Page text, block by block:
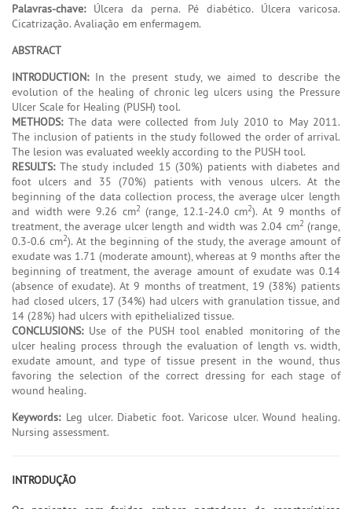
Palavras-chave:Úlcera da perna. Pé diabético. Úlcera varicosa.
Cicatrização. Avaliação em enfermagem.
ABSTRACT
INTRODUCTION:In the present study, we aimed to describe the
evolution of the healing of chronic leg ulcers using the Pressure
Ulcer Scale for Healing (PUSH) tool.
METHODS:The data were collected from July 2010 to May 2011.
The inclusion of patients in the study followed the order of arrival.
The lesion was evaluated weekly according to the PUSH tool.
RESULTS:The study included 15 (30%) patients with diabetes and
foot ulcers and 35 (70%) patients with venous ulcers. At the
beginning of the data collection process, the average ulcer length
and width were 9.26 cm2 (range, 12.1-24.0 cm2). At 9 months of
treatment, the average ulcer length and width was 2.04 cm2 (range,
0.3-0.6 cm2). At the beginning of the study, the average amount of
exudate was 1.71 (moderate amount), whereas at 9 months after the
beginning of treatment, the average amount of exudate was 0.14
(absence of exudate). At 9 months of treatment, 19 (38%) patients
had closed ulcers, 17 (34%) had ulcers with granulation tissue, and
14 (28%) had ulcers with epithelialized tissue.
CONCLUSIONS:Use of the PUSH tool enabled monitoring of the
ulcer healing process through the evaluation of length vs. width,
exudate amount, and type of tissue present in the wound, thus
favoring the selection of the correct dressing for each stage of
wound healing.
Keywords:Leg ulcer. Diabetic foot. Varicose ulcer. Wound healing.
Nursing assessment.
INTRODUÇÃO